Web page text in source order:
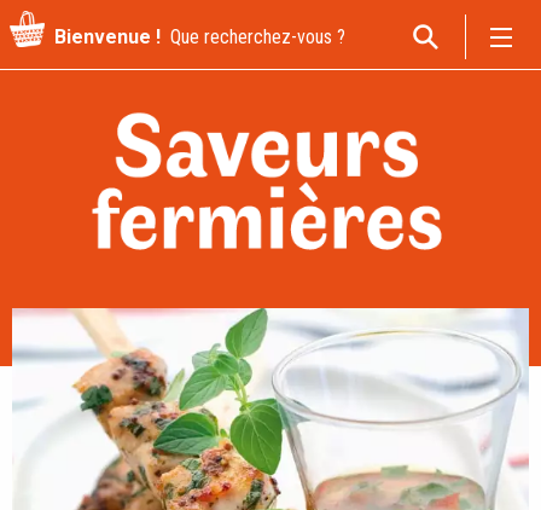
Recherche
pour
Bienvenue !